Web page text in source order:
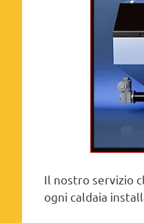
Il nostro servizio
ogni caldaia